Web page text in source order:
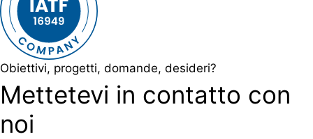
Mettetevi in contatto con
noi
Obiettivi, progetti, domande, desideri?